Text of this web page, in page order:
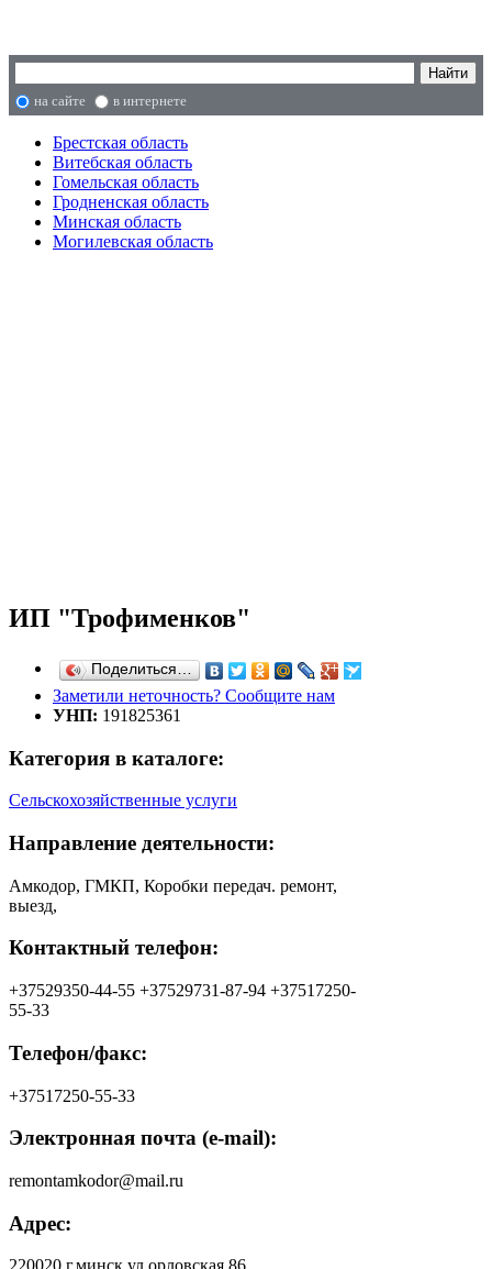
на сайте в интернете
Брестская область
Витебская область
Гомельская область
Гродненская область
Минская область
Могилевская область
ИП "Трофименков"
Поделиться…
Заметили неточность? Сообщите нам
УНП: 191825361
Категория в каталоге:
Сельскохозяйственные услуги
Направление деятельности:
Амкодор, ГМКП, Коробки передач. ремонт,
выезд,
Контактный телефон:
+37529350-44-55 +37529731-87-94 +37517250-
55-33
Телефон/факс:
+37517250-55-33
Электронная почта (e-mail):
remontamkodor@mail.ru
Адрес: